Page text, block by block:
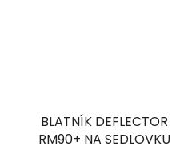
BLATNÍK DEFLECTOR
RM90+ NA SEDLOVKU